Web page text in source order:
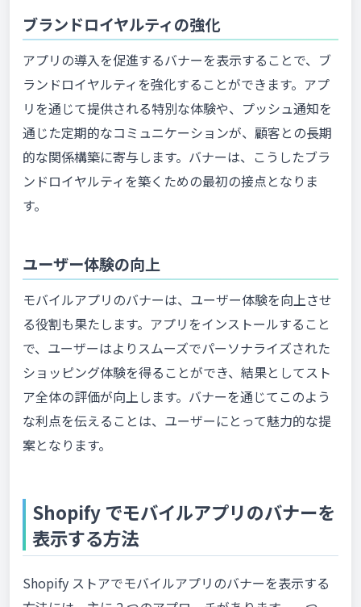
ブランドロイヤルティの強化
アプリの導入を促進するバナーを表示することで、ブ
ランドロイヤルティを強化することができます。アプ
リを通じて提供される特別な体験や、プッシュ通知を
通じた定期的なコミュニケーションが、顧客との長期
的な関係構築に寄与します。バナーは、こうしたブラ
ンドロイヤルティを築くための最初の接点となりま
す。
ユーザー体験の向上
モバイルアプリのバナーは、ユーザー体験を向上させ
る役割も果たします。アプリをインストールすること
で、ユーザーはよりスムーズでパーソナライズされた
ショッピング体験を得ることができ、結果としてスト
ア全体の評価が向上します。バナーを通じてこのよう
な利点を伝えることは、ユーザーにとって魅力的な提
案となります。
Shopify でモバイルアプリのバナーを
表示する方法
Shopify ストアでモバイルアプリのバナーを表示する